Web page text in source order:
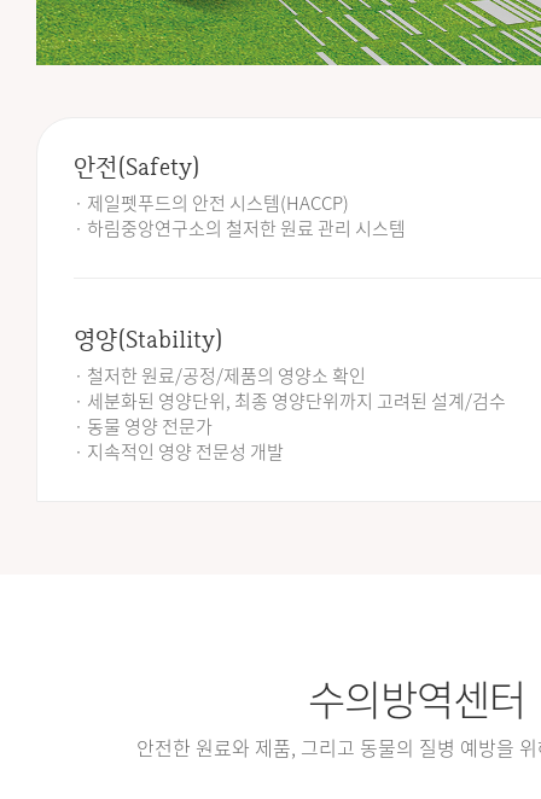
안전(Safety)
· 제일펫푸드의 안전 시스템(HACCP)
· 하림중앙연구소의 철저한 원료 관리 시스템
영양(Stability)
· 철저한 원료/공정/제품의 영양소 확인
· 세분화된 영양단위, 최종 영양단위까지 고려된 설계/검수
· 동물 영양 전문가
· 지속적인 영양 전문성 개발
수의방역센터
안전한 원료와 제품, 그리고 동물의 질병 예방을